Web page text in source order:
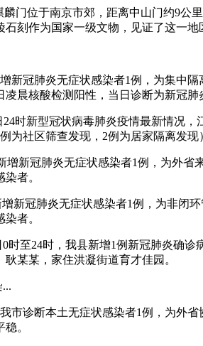
门位于南京市郊，距离中山门约9
刻作为国家一级文物，见证了这一地
新冠肺炎无症状感染者1例，为集中
晨核酸检测阳性，当日诊断为新冠肺
时新型冠状病毒肺炎疫情最新情况
为社区筛查发现，2例为居家隔离发现
增新冠肺炎无症状感染者1例，为外
者。
新冠肺炎无症状感染者1例，为非
者。
时至24时，我县新增1例新冠肺炎确
某某，家住洪凝街道育才佳园。
市诊断本土无症状感染者1例，为
。